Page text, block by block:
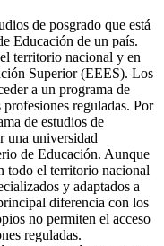
de posgrado que está
Educación de un país.
territorio nacional y en
Superior (EEES). Los
a un programa de
reguladas. Por
de estudios de
una universidad
de Educación. Aunque
todo el territorio nacional
y adaptados a
diferencia con los
no permiten el acceso
reguladas.